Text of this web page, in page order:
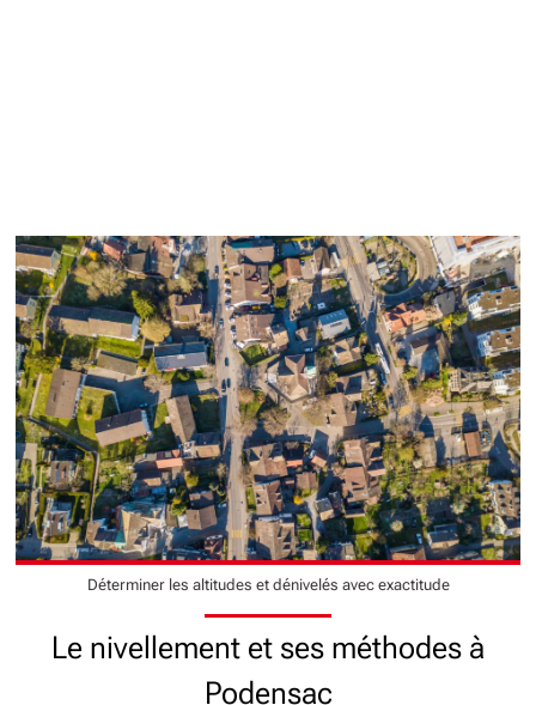
Déterminer les altitudes et dénivelés avec exactitude
Le nivellement et ses méthodes à
Podensac